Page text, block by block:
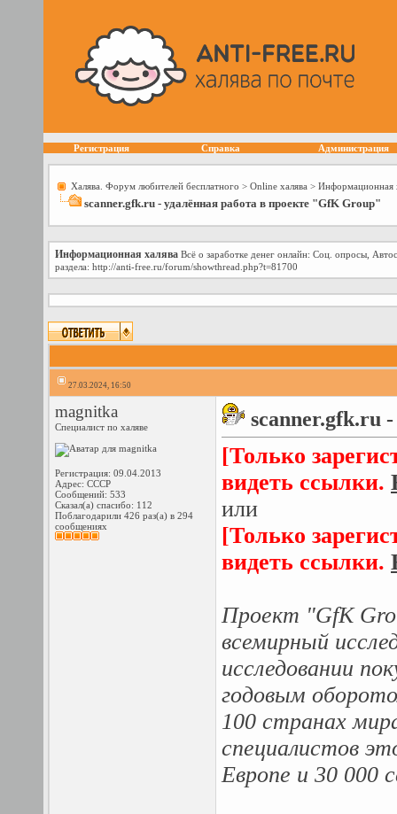
Регистрация Справка Администрация
Халява. Форум любителей бесплатного > Online халява > Информационная
scanner.gfk.ru - удалённая работа в проекте "GfK Group"
Информационная халява Всё о заработке денег онлайн: Соц. опросы,
раздела: http://anti-free.ru/forum/showthread.php?t=81700
27.03.2024, 16:50
magnitka
Специалист по халяве
Регистрация: 09.04.2013
Адрес: СССР
Сообщений: 533
Сказал(а) спасибо: 112
Поблагодарили 426 раз(а) в 294
сообщениях
scanner.gfk.ru
[Только
видеть ссылки.
или
[Только
видеть ссылки.
Проект "GfK
всемирный
исследовании
годовым
100 странах
специалистов
Европе и 30 000